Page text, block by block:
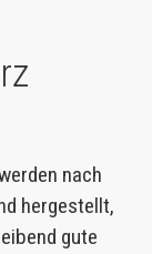
nach
hergestellt,
gute